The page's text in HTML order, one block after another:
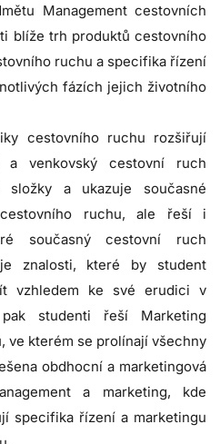
Management cestovních
blíže trh produktů cestovního
ruchu a specifika řízení
fázích jejich životního
cestovního ruchu rozšiřují
a venkovský cestovní ruch
složky a ukazuje současné
ruchu, ale řeší i
současný cestovní ruch
znalosti, které by student
vzhledem ke své erudici v
studenti řeší Marketing
ve kterém se prolínají všechny
obdhocní a marketingová
a marketing, kde
specifika řízení a marketingu